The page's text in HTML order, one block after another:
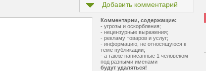
Добавить комментарий
Комментарии, содержащие:
- угрозы и оскорбления;
- нецензурные выражения;
- рекламу товаров и услуг;
- информацию, не относящуюся к
теме публикации;
- а также написанные 1 человеком
под разными именами
будут удаляться!